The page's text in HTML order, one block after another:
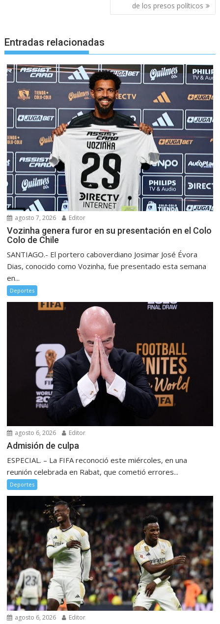
de los presos políticos
Entradas relacionadas
agosto 7, 2026 Editor
Vozinha genera furor en su presentación en el Colo
Colo de Chile
SANTIAGO.- El portero caboverdiano Josimar José Évora
Dias, conocido como Vozinha, fue presentado esta semana
en...
Deportes
agosto 6, 2026 Editor
Admisión de culpa
ESPECIAL. – La FIFA reconoció este miércoles, en una
reunión celebrada en Rabat, que cometió errores...
Deportes
agosto 6, 2026 Editor